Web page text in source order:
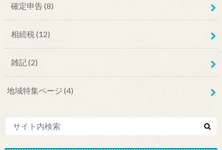
確定申告(8)
相続税(12)
雑記(2)
地域特集ページ (4)